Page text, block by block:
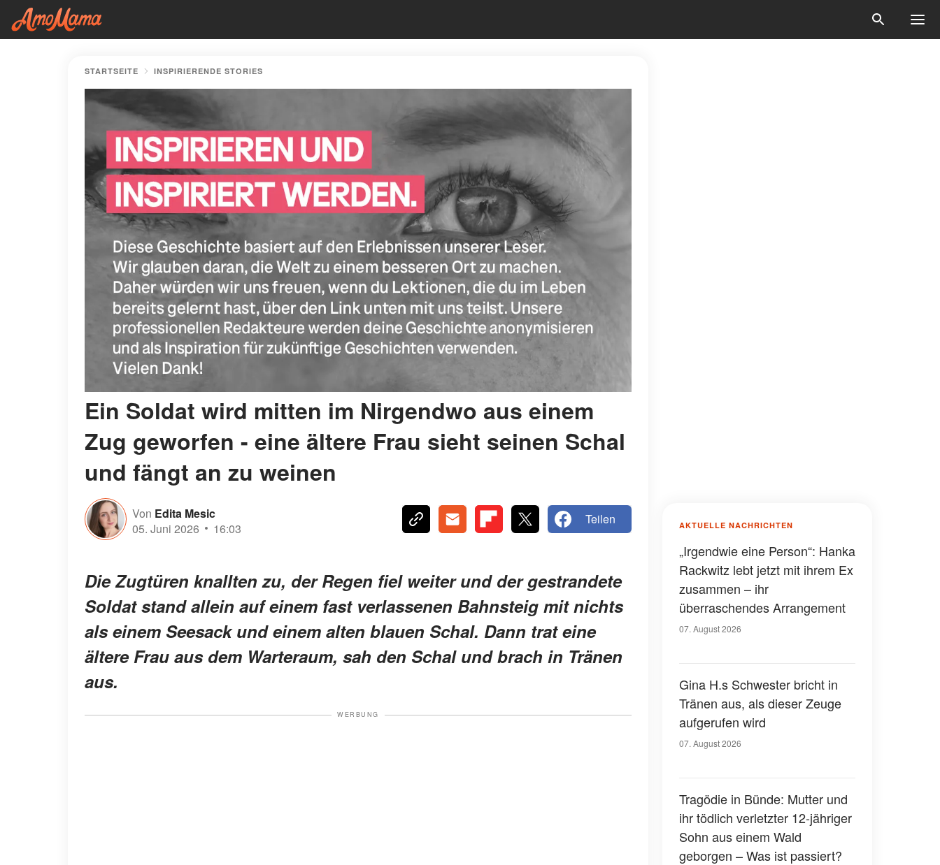
STARTSEITE INSPIRIERENDE STORIES
Ein Soldat wird mitten im Nirgendwo aus einem
Zug geworfen - eine ältere Frau sieht seinen Schal
und fängt an zu weinen
Von Edita Mesic
05. Juni 2026
16:03
Teilen
Die Zugtüren knallten zu, der Regen fiel weiter und der gestrandete
Soldat stand allein auf einem fast verlassenen Bahnsteig mit nichts
als einem Seesack und einem alten blauen Schal. Dann trat eine
ältere Frau aus dem Warteraum, sah den Schal und brach in Tränen
aus.
WERBUNG
AKTUELLE NACHRICHTEN
„Irgendwie eine Person“: Hanka
Rackwitz lebt jetzt mit ihrem Ex
zusammen – ihr
überraschendes Arrangement
07. August 2026
Gina H.s Schwester bricht in
Tränen aus, als dieser Zeuge
aufgerufen wird
07. August 2026
Tragödie in Bünde: Mutter und
ihr tödlich verletzter 12-jähriger
Sohn aus einem Wald
geborgen – Was ist passiert?